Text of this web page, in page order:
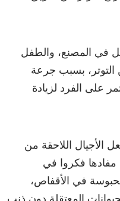
في المصنع، والطفل
بسبب جرعة
على الفرد لزيادة
الأجيال اللاحقة من
مفادها فكروا في
في الأقفاص،
المعتقلة دون ذنب